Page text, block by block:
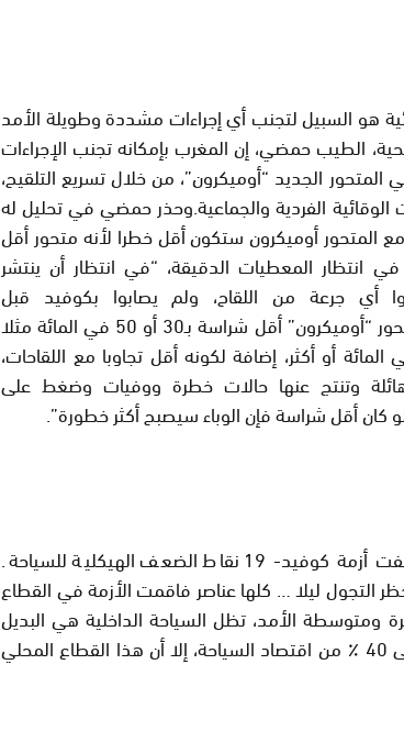
هو السبيل لتجنب أي إجراءات مشددة وطويلة الأمد
الطيب حمضي، إن المغرب بإمكانه تجنب الإجراءات
الجديد “أوميكرون”، من خلال تسريع التلقيح،
الوقائية الفردية والجماعية.وحذر حمضي في تحليل له
المتحور أوميكرون ستكون أقل خطرا لأنه متحور أقل
انتظار المعطيات الدقيقة، “في انتظار أن ينتشر
أي جرعة من اللقاح، ولم يصابوا بكوفيد قبل
أوميكرون”.وأوضح الخبير أنه على الرغم من أن متحور “أوميكرون” أقل شراسة بـ30 أو 50 في المائة مثلا
فإنه أسرع انتشارا بـ100 أو 300 في المائة أو أكثر، إضافة لكونه أقل تجاوبا مع اللقاحات،
وتنتج عنها حالات خطرة ووفيات وضغط على
كان أقل شراسة فإن الوباء سيصبح أكثر خطورة”.
• قطاع السياحة الداخلية: البديل الأفضل . كشفت أزمة كوفيد- 19 نقاط الضعف الهيكلية للسياحة.
التجول ليلا … كلها عناصر فاقمت الأزمة في القطاع
الأمد، تظل السياحة الداخلية هي البديل
الأفضل. على الرغم من أنها لا تمثل سوى 30 إلى 40 ٪ من اقتصاد السياحة، إلا أن هذا القطاع المحلي